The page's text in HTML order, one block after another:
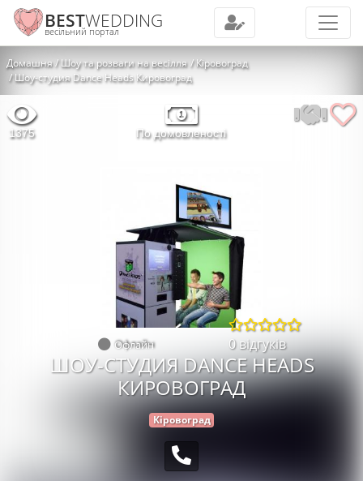
BESTWEDDING
весільний портал
Домашня Шоу та розваги на весілля
Кіровоград
Шоу-студия Dance Heads Кировоград
1375 По домовленості
Офлайн 0 відгуків
ШОУ-СТУДИЯ DANCE HEADS
КИРОВОГРАД
Кіровоград